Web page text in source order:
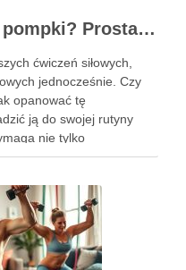
Jak nauczyć się robić pompki? Prosta technika dla początkujących
ćwiczeń siłowych,
jednocześnie. Czy
opanować tę
ją do swojej rutyny
nie tylko
poprawnej formy i